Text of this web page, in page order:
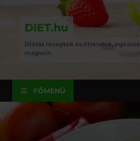
DIET.hu
Diétás receptek és étrendek,
magazin
FŐMENÜ